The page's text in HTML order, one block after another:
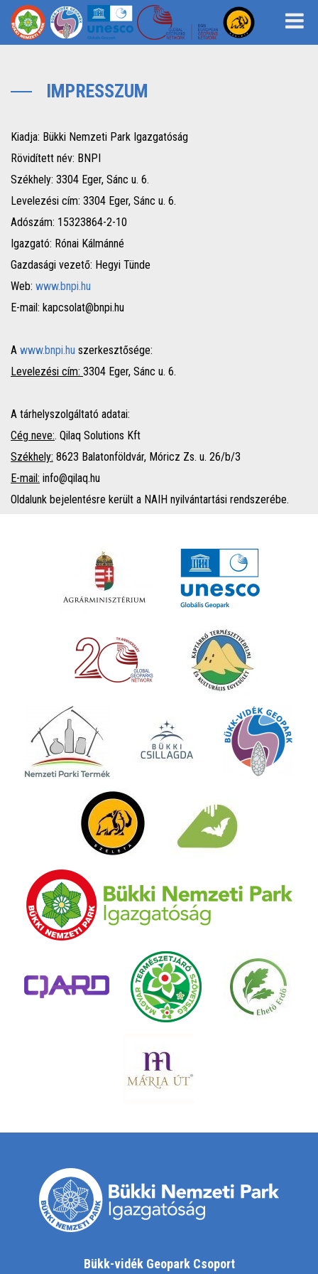
IMPRESSZUM
Kiadja: Bükki Nemzeti Park Igazgatóság
Rövidített név: BNPI
Székhely: 3304 Eger, Sánc u. 6.
Levelezési cím: 3304 Eger, Sánc u. 6.
Adószám: 15323864-2-10
Igazgató: Rónai Kálmánné
Gazdasági vezető: Hegyi Tünde
Web: www.bnpi.hu
E-mail: kapcsolat@bnpi.hu
A www.bnpi.hu szerkesztősége:
Levelezési cím: 3304 Eger, Sánc u. 6.
A tárhelyszolgáltató adatai:
Cég neve:. Qilaq Solutions Kft
Székhely: 8623 Balatonföldvár, Móricz Zs. u. 26/b/3
E-mail: info@qilaq.hu
Oldalunk bejelentésre került a NAIH nyilvántartási rendszerébe.
Bükk-vidék Geopark Csoport